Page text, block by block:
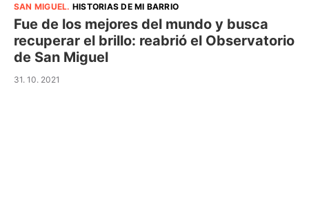
SAN MIGUEL. HISTORIAS DE MI BARRIO
Fue de los mejores del mundo y busca
recuperar el brillo: reabrió el Observatorio
de San Miguel
31. 10. 2021